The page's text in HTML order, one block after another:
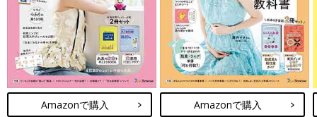
Amazonで購入 Amazonで購入